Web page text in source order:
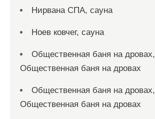
Нирвана СПА, сауна
Ноев ковчег, сауна
Общественная баня на дровах,
Общественная баня на дровах
Общественная баня на дровах,
Общественная баня на дровах